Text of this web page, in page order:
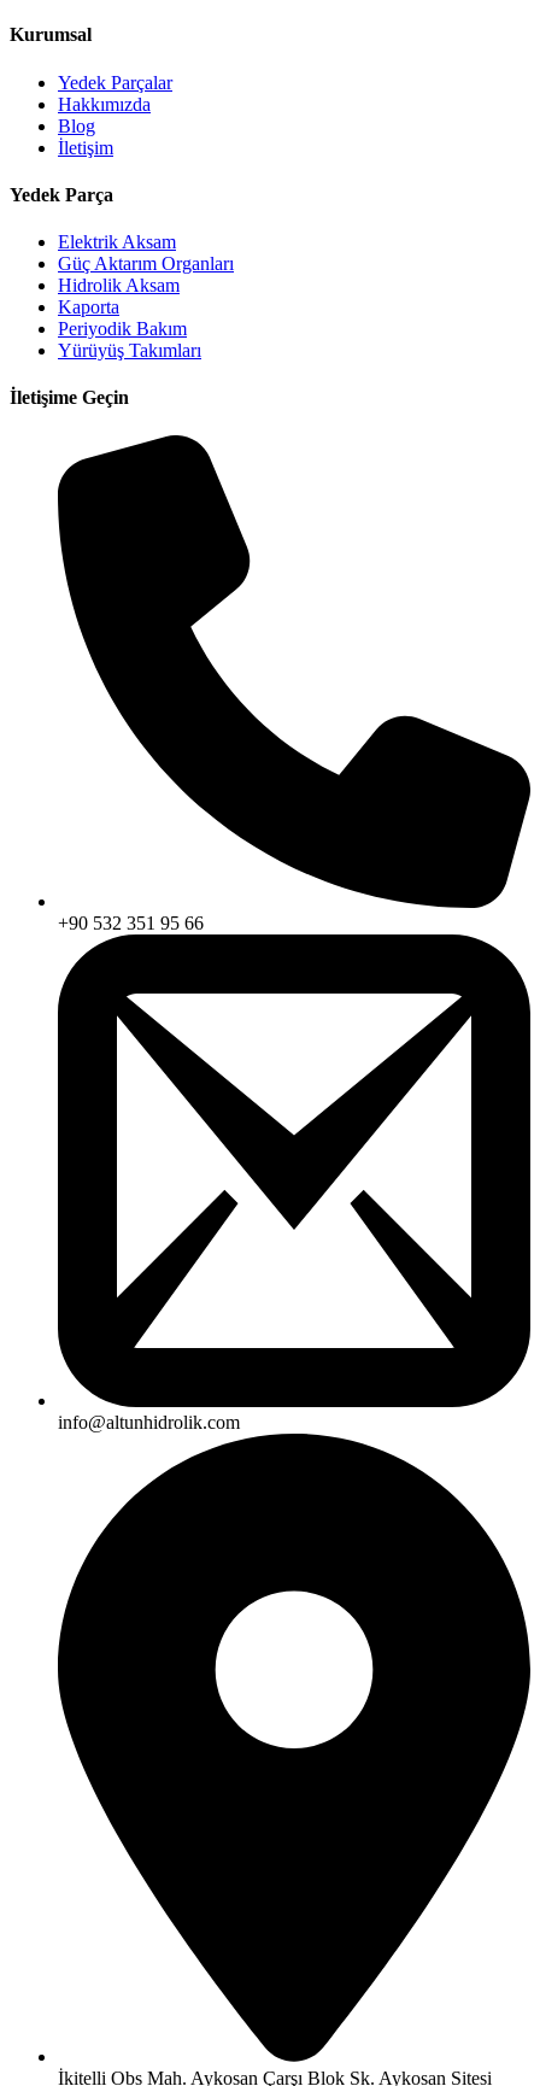
Kurumsal
Yedek Parçalar
Hakkımızda
Blog
İletişim
Yedek Parça
Elektrik Aksam
Güç Aktarım Organları
Hidrolik Aksam
Kaporta
Periyodik Bakım
Yürüyüş Takımları
İletişime Geçin
+90 532 351 95 66
info@altunhidrolik.com
İkitelli Obs Mah. Aykosan Çarşı Blok Sk. Aykosan Sitesi